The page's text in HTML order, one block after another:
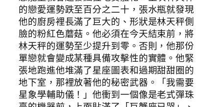
的戀愛運勢跌至百分之二十，張水瓶就發現
他的廚房裡長滿了巨大的、形狀是林天秤側
臉的粉紅色蘑菇。他必須在今天結束前，將
林天秤的運勢至少提升到零。否則，他那份
單戀就會變成某種具備攻擊性的實體。他緊
張地跑進他堆滿了星座圖表和過期甜甜圈的
地下室，那裡放著他的秘密武器。「我需要
星象學輔助儀！」他衝到一個像是老式彈珠